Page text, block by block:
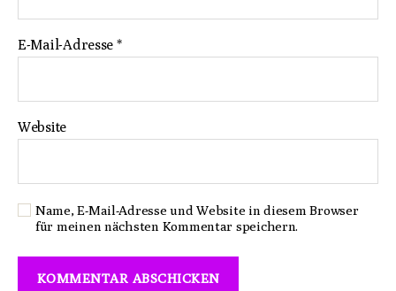
E-Mail-Adresse *
Website
Name, E-Mail-Adresse und Website in diesem Browser
für meinen nächsten Kommentar speichern.